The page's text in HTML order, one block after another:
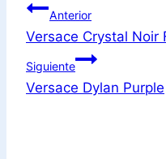
Anterior
Versace Crystal Noir
Siguiente
Versace Dylan Purple